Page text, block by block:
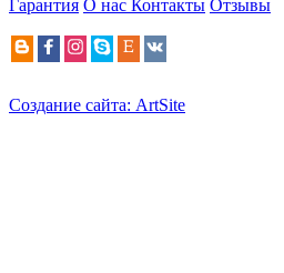
Гарантия О нас Контакты Отзывы
Создание сайта: ArtSite